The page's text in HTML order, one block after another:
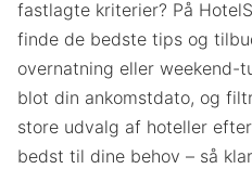
fastlagte kriterier? På
finde de bedste tips og
overnatning eller weekend-
blot din ankomstdato, og
store udvalg af hoteller
bedst til dine behov – så